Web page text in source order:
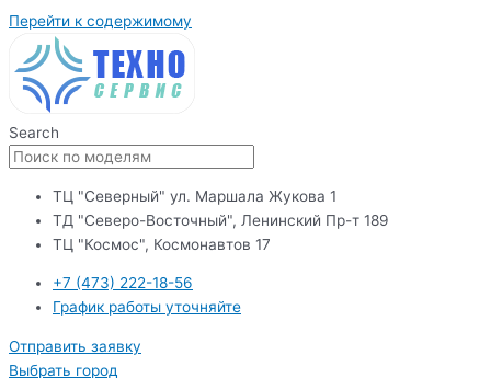
Перейти к содержимому
Search
ТЦ "Северный" ул. Маршала Жукова 1
ТД "Северо-Восточный", Ленинский Пр-т 189
ТЦ "Космос", Космонавтов 17
+7 (473) 222-18-56
График работы уточняйте
Отправить заявку
Выбрать город